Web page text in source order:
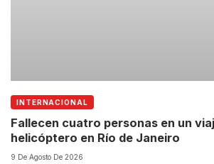
INTERNACIONAL
Fallecen cuatro personas en un
helicóptero en Río de Janeiro
9 De Agosto De 2026